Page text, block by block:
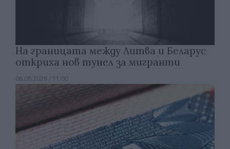
На границата между Литва и Беларус
откриха нов тунел за мигранти
06.08.2026 / 11:00